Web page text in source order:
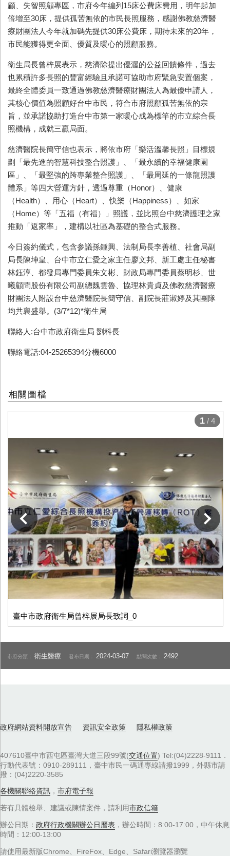
顧、失智照顧專區，市府今年編列15床公費床費用，明年起加
倍增至30床，提供孤苦無依的市民長照服務，感謝佛教慈濟醫
療財團法人今年就加碼先提供30床公費床，期待未來的20年，
市民能獲得更全面、優質及暖心的照顧服務。
衛生局長曾梓展表示，慈濟除提出優渥的公益回饋條件，過去
也累積許多長照的豐富經驗且承諾可協助市府緊急安置個案，
最終全體委員一致通過佛教慈濟醫療財團法人為最優申請人，
其核心價值為照顧好台中市民，符合市府照顧孤苦無依的宗
旨，並承諾協助打造台中市第一家暖心成為標竿的市立綜合長
照機構，成就三贏局面。
慈濟醫院長簡守信也表示，將依市府「樂活溫馨長照」目標規
劃「最先進的智慧科技整合照護」、「最永續的幸福健康園
區」、「最堅強的跨專業整合照護」、「最周延的一條龍照護
體系」等四大營運方針，透過尊重（Honor）、健康
（Health）、用心（Heart）、快樂（Happiness）、如家
（Home）等「五福（有福）」照護，並比照台中慈濟護理之家
推動「返家率」，建構以社區為基礎的整合式服務。
今日簽約儀式，包含参議孫鍾興、法制局長李善植、社會局副
局長陳坤皇、台中市立仁愛之家主任廖文邦、新工處主任秘書
林鈺淳、都發局專門委員朱文彬、財政局專門委員蔡明杉、世
曦顧問股份有限公司副總魏雲魯、協理林貴貞及佛教慈濟醫療
財團法人附設台中慈濟醫院長簡守信、副院長莊淑婷及其團隊
均共襄盛舉。(3/7*12)*衛生局
聯絡人:台中市政府衛生局 劉科長
聯絡電話:04-25265394分機6000
相關圖檔
臺中市政府衛生局曾梓展局長致詞_0
下一張
1 / 4
市府分類：衛生醫療 發布日期： 2024-03-07 點閱次數： 2492
政府網站資料開放宣告 資訊安全政策 隱私權政策
407610臺中市西屯區臺灣大道三段99號(交通位置) Tel:(04)2228-9111．
行動代表號：0910-289111，臺中市民一碼通專線請撥1999，外縣市請
撥：(04)2220-3585
各機關聯絡資訊 ， 市府電子報
若有具體檢舉、建議或陳情案件，請利用市政信箱
辦公日期： 政府行政機關辦公日曆表 ，辦公時間：8:00-17:00，中午休息
時間：12:00-13:00
請使用最新版Chrome、FireFox、Edge、Safari瀏覽器瀏覽